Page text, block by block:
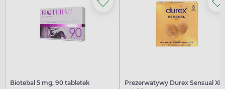
Biotebal 5 mg, 90 tabletek
Prezerwatywy Durex Sensual XL,